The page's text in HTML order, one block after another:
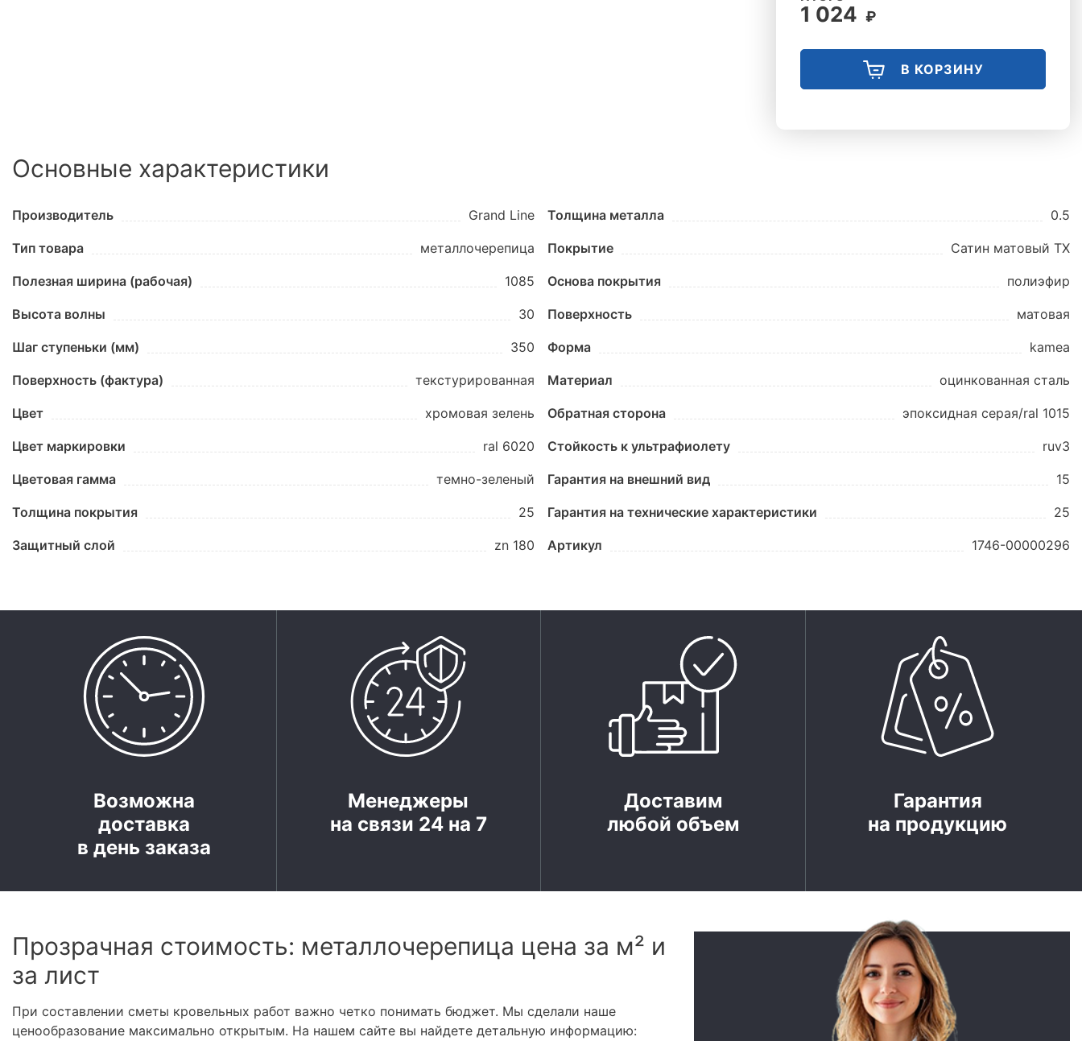
1 024 ₽
В КОРЗИНУ
Основные характеристики
Производитель Grand Line
Тип товара металлочерепица
Полезная ширина (рабочая) 1085
Высота волны 30
Шаг ступеньки (мм) 350
Поверхность (фактура) текстурированная
Цвет хромовая зелень
Цвет маркировки ral 6020
Цветовая гамма темно-зеленый
Толщина покрытия 25
Защитный слой zn 180
Толщина металла 0.5
Покрытие Сатин матовый ТХ
Основа покрытия полиэфир
Поверхность матовая
Форма kamea
Материал оцинкованная сталь
Обратная сторона эпоксидная серая/ral 1015
Стойкость к ультрафиолету ruv3
Гарантия на внешний вид 15
Гарантия на технические характеристики 25
Артикул 1746-00000296
Возможна
доставка
в день заказа
Менеджеры
на связи 24 на 7
Доставим
любой объем
Гарантия
на продукцию
Прозрачная стоимость: металлочерепица цена за м² и
за лист
При составлении сметы кровельных работ важно четко понимать бюджет. Мы сделали наше
ценообразование максимально открытым. На нашем сайте вы найдете детальную информацию: